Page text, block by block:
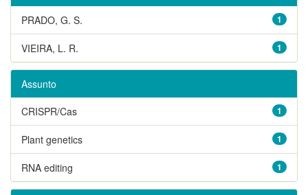
1
PRADO, G. S.
1
VIEIRA, L. R.
Assunto
1
CRISPR/Cas
1
Plant genetics
1
RNA editing